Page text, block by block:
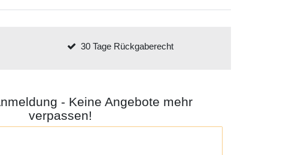
30 Tage Rückgaberecht
- Keine Angebote mehr
verpassen!